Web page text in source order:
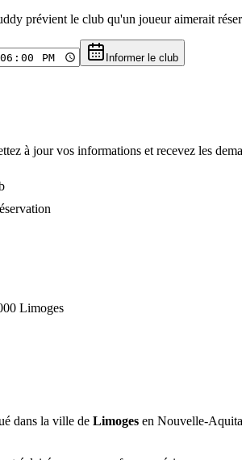
prévient le club qu'un joueur aimerait
Informer le club
à jour vos informations et recevez les
Limoges
dans la ville de Limoges en Nouvelle-